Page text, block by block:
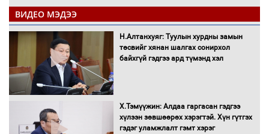
Автобензин, дизель түлшний онцгой
албан татварыг тэглэлээ
Санхүүгийн хэмнэлтийн горимд эрүүл
мэндийн салбар хамаарахгүй
ВИДЕО МЭДЭЭ
Н.Алтанхуяг: Туулын хурдны замын
төсвийг хянан шалгах сонирхол
байхгүй гэдгээ ард түмэнд хэл
Х.Тэмүүжин: Алдаа гаргасан гэдгээ
хүлээн зөвшөөрөх хэрэгтэй. Хүн гүтгэх
гэдэг уламжлалт гэмт хэрэг